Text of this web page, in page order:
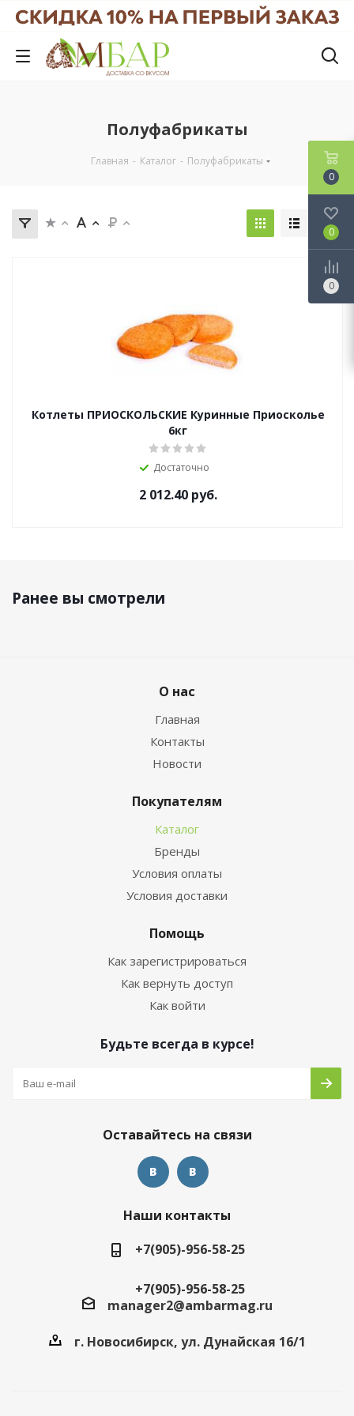
Полуфабрикаты
Главная - Каталог - Полуфабрикаты
Котлеты ПРИОСКОЛЬСКИЕ Куринные Приосколье
6кг
Достаточно
2 012.40руб.
Ранее вы смотрели
О нас
Главная
Контакты
Новости
Покупателям
Каталог
Бренды
Условия оплаты
Условия доставки
Помощь
Как зарегистрироваться
Как вернуть доступ
Как войти
Будьте всегда в курсе!
Оставайтесь на связи
Наши контакты
+7(905)-956-58-25
+7(905)-956-58-25
manager2@ambarmag.ru
г. Новосибирск, ул. Дунайская 16/1
0
0
0